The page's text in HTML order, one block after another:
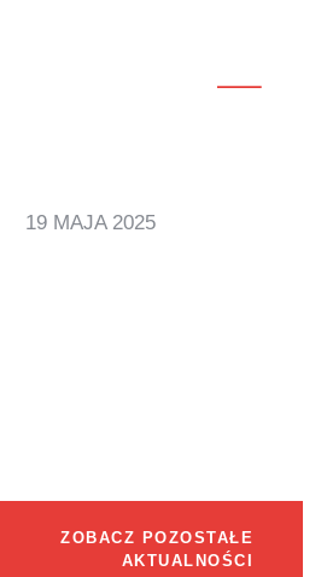
19 MAJA 2025
ZOBACZ POZOSTAŁE
AKTUALNOŚCI